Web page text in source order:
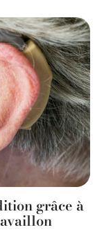
grâce à